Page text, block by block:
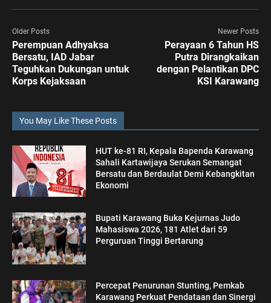
Older Posts
Perempuan Adhyaksa
Bersatu, IAD Jabar
Teguhkan Dukungan untuk
Korps Kejaksaan
Newer Posts
Perayaan 6 Tahun HS
Putra Dirangkaikan
dengan Pelantikan DPC
KSI Karawang
You May Like These Posts
HUT ke-81 RI, Kepala Bapenda Karawang
Sahali Kartawijaya Serukan Semangat
Bersatu dan Berdaulat Demi Kebangkitan
Ekonomi
Bupati Karawang Buka Kejurnas Judo
Mahasiswa 2026, 181 Atlet dari 59
Perguruan Tinggi Bertarung
Percepat Penurunan Stunting, Pemkab
Karawang Perkuat Pendataan dan Sinergi